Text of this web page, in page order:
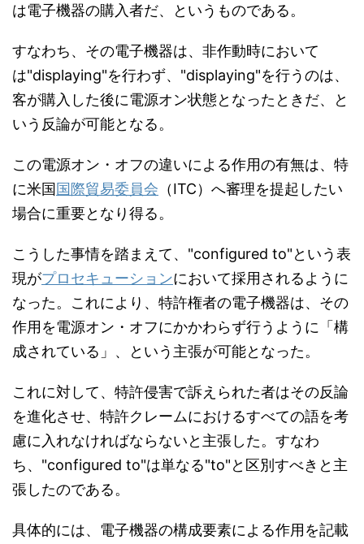
は電子機器の購入者だ、というものである。
すなわち、その電子機器は、非作動時において
は"displaying"を行わず、"displaying"を行うのは、
客が購入した後に電源オン状態となったときだ、と
いう反論が可能となる。
この電源オン・オフの違いによる作用の有無は、特
に米国国際貿易委員会 （ITC）へ審理を提起したい
場合に重要となり得る。
こうした事情を踏まえて、"configured to"という表
現がプロセキューションにおいて採用されるように
なった。これにより、特許権者の電子機器は、その
作用を電源オン・オフにかかわらず行うように「構
成されている」、という主張が可能となった。
これに対して、特許侵害で訴えられた者はその反論
を進化させ、特許クレームにおけるすべての語を考
慮に入れなければならないと主張した。すなわ
ち、"configured to"は単なる"to"と区別すべきと主
張したのである。
具体的には、電子機器の構成要素による作用を記載